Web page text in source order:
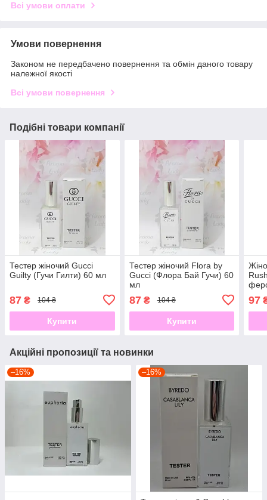
Всі умови оплати
Умови повернення
Законом не передбачено повернення та обмін даного товару
належної якості
Всі умови повернення
Подібні товари компанії
Тестер жіночий Gucci
Guilty (Гучи Гилти) 60 мл
87 ₴ 104 ₴
Купити
Тестер жіночий Flora by
Gucci (Флора Бай Гучи) 60
мл
87₴ 104 ₴
Купити
97
Акційні пропозиції та новинки
–16% –16%